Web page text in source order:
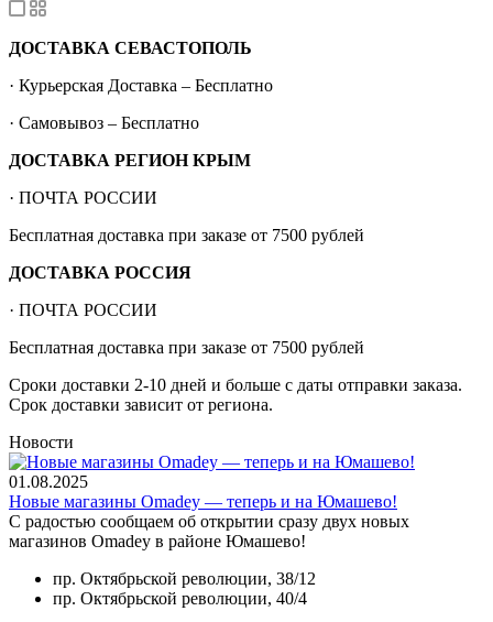
ДОСТАВКА СЕВАСТОПОЛЬ
· Курьерская Доставка – Бесплатно
· Самовывоз – Бесплатно
ДОСТАВКА РЕГИОН КРЫМ
· ПОЧТА РОССИИ
Бесплатная доставка при заказе от 7500 рублей
ДОСТАВКА РОССИЯ
· ПОЧТА РОССИИ
Бесплатная доставка при заказе от 7500 рублей
Сроки доставки 2-10 дней и больше с даты отправки заказа.
Срок доставки зависит от региона.
Новости
01.08.2025
Новые магазины Omadey — теперь и на Юмашево!
С радостью сообщаем об открытии сразу двух новых
магазинов Omadey в районе Юмашево!
пр. Октябрьской революции, 38/12
пр. Октябрьской революции, 40/4